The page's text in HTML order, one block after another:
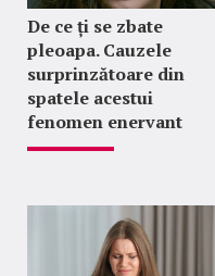
De ce ți se zbate
pleoapa. Cauzele
surprinzătoare din
spatele acestui
fenomen enervant